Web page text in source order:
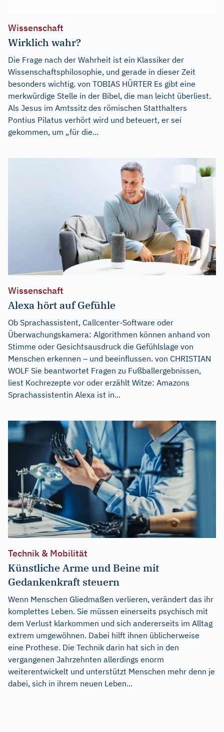
Wissenschaft
Wirklich wahr?
Die Frage nach der Wahrheit ist ein Klassiker der
Wissenschaftsphilosophie, und gerade in dieser Zeit
besonders wichtig. von TOBIAS HÜRTER Es gibt eine
merkwürdige Stelle in der Bibel, die man leicht überliest.
Als Jesus im Amtssitz des römischen Statthalters
Pontius Pilatus verhört wird und beteuert, er sei
gekommen, um „für die...
Wissenschaft
Alexa hört auf Gefühle
Ob Sprachassistent, Callcenter-Software oder
Überwachungskamera: Algorithmen können anhand von
Stimme oder Gesichtsausdruck die Gefühlslage von
Menschen erkennen – und beeinflussen. von CHRISTIAN
WOLF Sie beantwortet Fragen zu Fußballergebnissen,
liest Kochrezepte vor oder erzählt Witze: Amazons
Sprachassistentin Alexa ist in...
Technik & Mobilität
Künstliche Arme und Beine mit
Gedankenkraft steuern
Wenn Menschen Gliedmaßen verlieren, verändert das ihr
komplettes Leben. Sie müssen einerseits psychisch mit
dem Verlust klarkommen und sich andererseits im Alltag
extrem umgewöhnen. Dabei hilft ihnen üblicherweise
eine Prothese. Die Technik darin hat sich in den
vergangenen Jahrzehnten allerdings enorm
weiterentwickelt und unterstützt Menschen mehr denn je
dabei, sich in ihrem neuen Leben...